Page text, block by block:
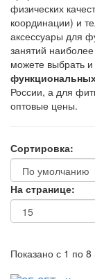
физических
координации) и
аксессуары для
занятий
можете выбрать и
России, а для
оптовые цены.
Сортировка:
На странице:
Показано с 1 по 8